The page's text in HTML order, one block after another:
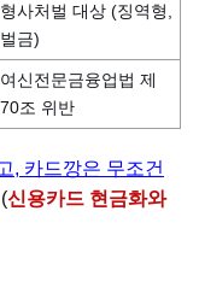
형사처벌 대상 (징역형,
벌금)
여신전문금융업법 제
70조 위반
, 카드깡은 무조건
(신용카드 현금화와